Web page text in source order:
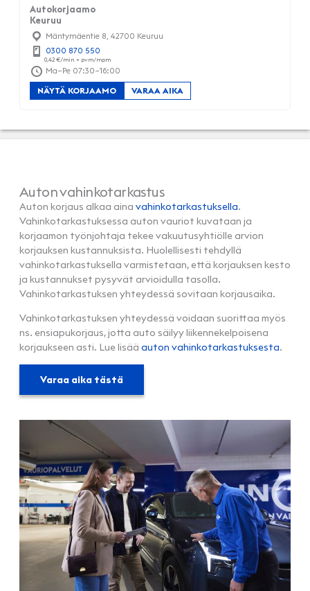
Autokorjaamo
Keuruu
Mäntymäentie 8, 42700 Keuruu
0300 870 550
Ma–Pe 07:30–16:00
NÄYTÄ KORJAAMO VARAA AIKA
Auton vahinkotarkastus
Auton korjaus alkaa aina vahinkotarkastuksella.
Vahinkotarkastuksessa auton vauriot kuvataan ja
korjaamon työnjohtaja tekee vakuutusyhtiölle arvion
korjauksen kustannuksista. Huolellisesti tehdyllä
vahinkotarkastuksella varmistetaan, että korjauksen kesto
ja kustannukset pysyvät arvioidulla tasolla.
Vahinkotarkastuksen yhteydessä sovitaan korjausaika.
Vahinkotarkastuksen yhteydessä voidaan suorittaa myös
ns. ensiapukorjaus, jotta auto säilyy liikennekelpoisena
korjaukseen asti. Lue lisää auton vahinkotarkastuksesta.
Varaa aika tästä